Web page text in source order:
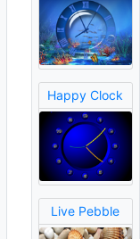
Happy Clock
Live Pebble